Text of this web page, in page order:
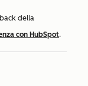
della
con HubSpot.